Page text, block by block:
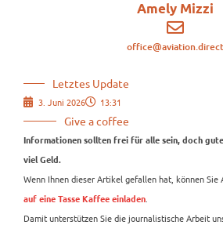
Amely Mizzi
office@aviation.direct
Letztes Update
3. Juni 2026 13:31
Give a coffee
Informationen sollten frei für alle sein, doch
viel Geld.
Wenn Ihnen dieser Artikel gefallen hat, können Sie
auf eine Tasse Kaffee einladen
Damit unterstützen Sie die journalistische Arbeit